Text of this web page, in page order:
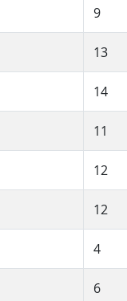
9
13
14
11
12
12
4
6